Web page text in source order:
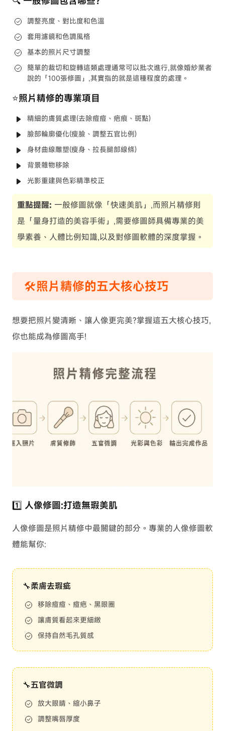
調整亮度、對比度和色溫
套用濾鏡和色調風格
基本的照片尺寸調整
簡單的裁切和旋轉這類處理通常可以批次進行,就像婚紗業者
說的「100張修圖」,其實指的就是這種程度的處理。
⭐照片精修的專業項目
精細的膚質處理(去除痘痘、疤痕、斑點)
臉部輪廓優化(瘦臉、調整五官比例)
身材曲線雕塑(瘦身、拉長腿部線條)
背景雜物移除
光影重建與色彩精準校正
重點提醒: 一般修圖就像「快速美肌」,而照片精修則
是「量身打造的美容手術」,需要修圖師具備專業的美
學素養、人體比例知識,以及對修圖軟體的深度掌握。
🛠️照片精修的五大核心技巧
想要把照片變清晰、讓人像更完美?掌握這五大核心技巧,
你也能成為修圖高手!
1️⃣ 人像修圖:打造無瑕美肌
人像修圖是照片精修中最關鍵的部分。專業的人像修圖軟
體能幫你:
🔧柔膚去瑕疵
移除痘痘、痘疤、黑眼圈
讓膚質看起來更細緻
保持自然毛孔質感
🔧五官微調
放大眼睛、縮小鼻子
調整嘴唇厚度